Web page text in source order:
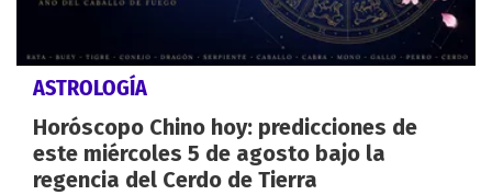
ASTROLOGÍA
Horóscopo Chino hoy: predicciones de
este miércoles 5 de agosto bajo la
regencia del Cerdo de Tierra